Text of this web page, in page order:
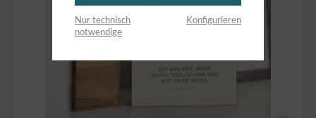
Nur technisch
notwendige
Konfigurieren